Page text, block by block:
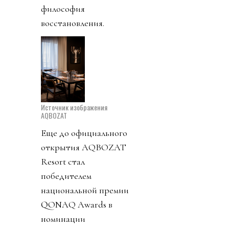
философия
восстановления.
Источник изображения
AQBOZAT
Еще до официального
открытия AQBOZAT
Resort стал
победителем
национальной премии
QONAQ Awards в
номинации